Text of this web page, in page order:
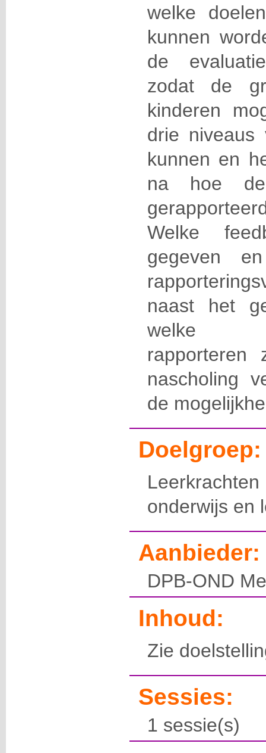
welke
kunnen
de
zodat de
kinderen
drie niveaus
kunnen en
na hoe de
Welke
gegeven
naast het
welke
rapporteren
nascholing
de
Doelgroep:
onderwijs en
Aanbieder:
DPB-OND
Inhoud:
Zie
Sessies:
1 sessie(s)